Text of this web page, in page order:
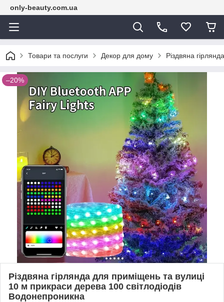
only-beauty.com.ua
Товари та послуги Декор для дому Різдвяна
–20%
Різдвяна гірлянда для приміщень та вулиці
10 м прикраси дерева 100 світлодіодів
Водонепроникна